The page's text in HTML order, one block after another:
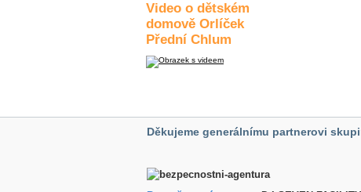
Video o dětském
domově Orlíček
Přední Chlum
Děkujeme generálnímu partnerovi